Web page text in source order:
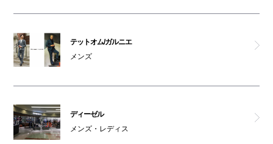
テットオム/ガルニエ
メンズ
ディーゼル
メンズ・レディス